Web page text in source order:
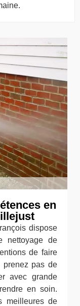
en
dispose
nettoyage de
de faire
prenez pas de
avec grande
en soin.
meilleures de